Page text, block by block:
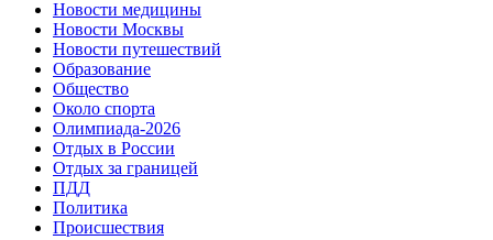
Новости медицины
Новости Москвы
Новости путешествий
Образование
Общество
Около спорта
Олимпиада-2026
Отдых в России
Отдых за границей
ПДД
Политика
Происшествия